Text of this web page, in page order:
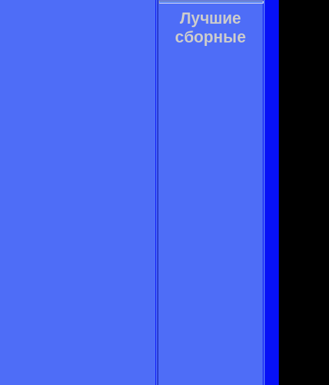
Лучшие
сборные